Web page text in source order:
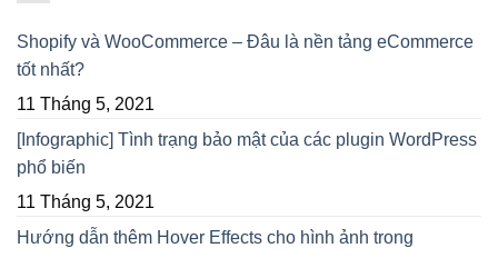
Shopify và WooCommerce – Đâu là nền tảng eCommerce
tốt nhất?
11 Tháng 5, 2021
[Infographic] Tình trạng bảo mật của các plugin WordPress
phổ biến
11 Tháng 5, 2021
Hướng dẫn thêm Hover Effects cho hình ảnh trong